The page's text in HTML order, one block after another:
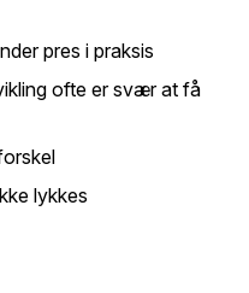
pres i praksis
ofte er svær at få
lykkes